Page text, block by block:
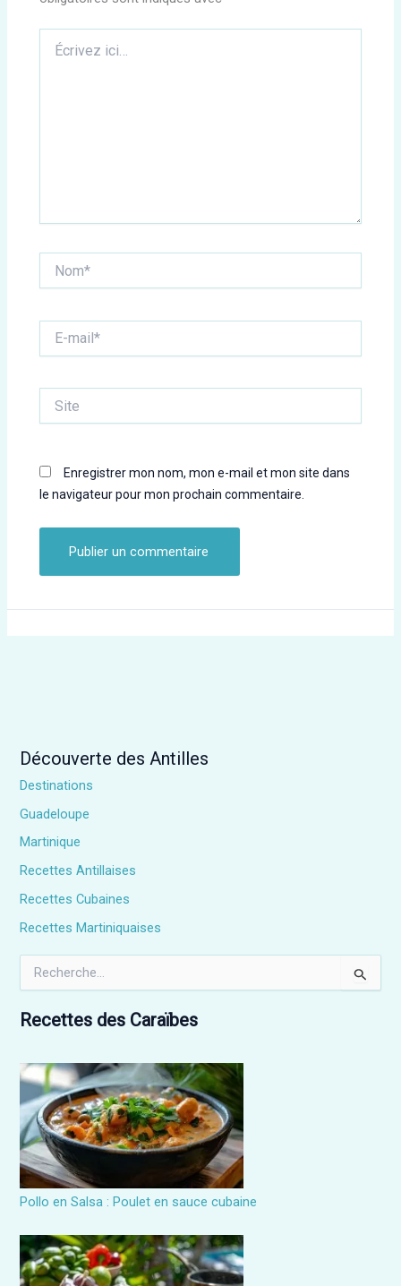
ici…
mail*
Enregistrer mon nom, mon e-mail et mon site dans
le navigateur pour mon prochain commentaire.
Découverte des Antilles
Destinations
Guadeloupe
Martinique
Recettes Antillaises
Recettes Cubaines
Recettes Martiniquaises
h
c
h
e
r
:
Recettes des Caraïbes
Pollo en Salsa : Poulet en sauce cubaine